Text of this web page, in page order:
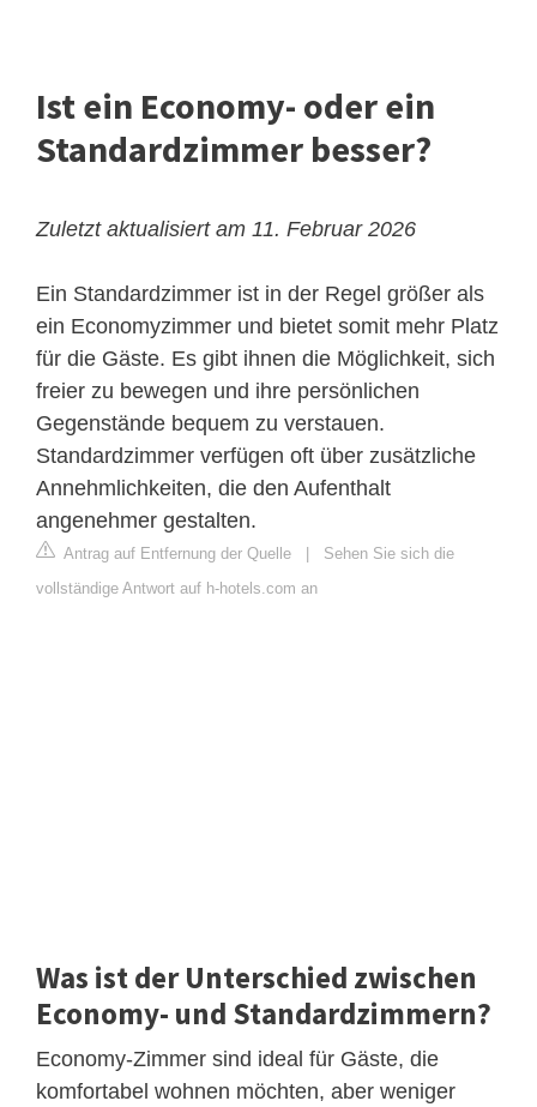
Ist ein Economy- oder ein
Standardzimmer besser?
Zuletzt aktualisiert am 11. Februar 2026
Ein Standardzimmer ist in der Regel größer als
ein Economyzimmer und bietet somit mehr Platz
für die Gäste. Es gibt ihnen die Möglichkeit, sich
freier zu bewegen und ihre persönlichen
Gegenstände bequem zu verstauen.
Standardzimmer verfügen oft über zusätzliche
Annehmlichkeiten, die den Aufenthalt
angenehmer gestalten.
Antrag auf Entfernung der Quelle
Sehen Sie sich die
vollständige Antwort auf h-hotels.com an
Was ist der Unterschied zwischen
Economy- und Standardzimmern?
Economy-Zimmer sind ideal für Gäste, die
komfortabel wohnen möchten, aber weniger